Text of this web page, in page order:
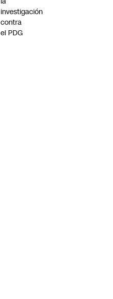
investigación
contra
el PDG